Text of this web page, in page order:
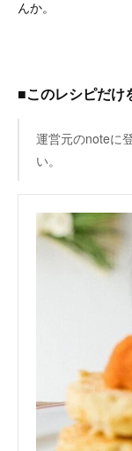
んか。
■このレシピだけ
運営元のnoteに
い。